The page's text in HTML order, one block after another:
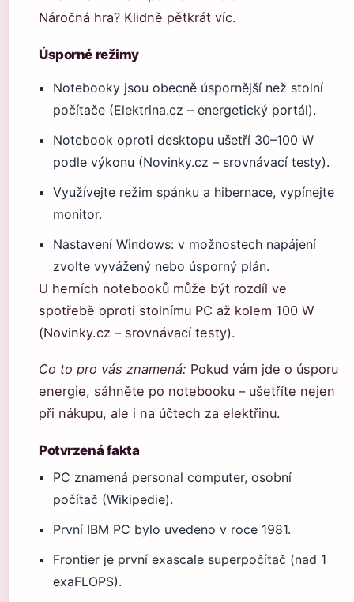
Náročná hra? Klidně pětkrát víc.
Úsporné režimy
Notebooky jsou obecně úspornější než stolní
počítače (Elektrina.cz – energetický portál).
Notebook oproti desktopu ušetří 30–100 W
podle výkonu (Novinky.cz – srovnávací testy).
Využívejte režim spánku a hibernace, vypínejte
monitor.
Nastavení Windows: v možnostech napájení
zvolte vyvážený nebo úsporný plán.
U herních notebooků může být rozdíl ve
spotřebě oproti stolnímu PC až kolem 100 W
(Novinky.cz – srovnávací testy).
Co to pro vás znamená: Pokud vám jde o úsporu
energie, sáhněte po notebooku – ušetříte nejen
při nákupu, ale i na účtech za elektřinu.
Potvrzená fakta
PC znamená personal computer, osobní
počítač (Wikipedie).
První IBM PC bylo uvedeno v roce 1981.
Frontier je první exascale superpočítač (nad 1
exaFLOPS).